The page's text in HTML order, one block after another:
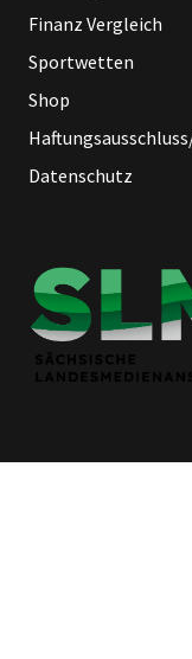
Finanz Vergleich
Sportwetten
Shop
Datenschutz